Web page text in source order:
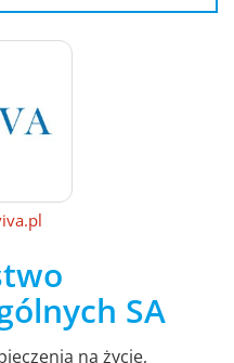
SA
na życie,